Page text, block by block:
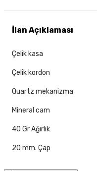
İlan Açıklaması
Çelik kasa
Çelik kordon
Quartz mekanizma
Mineral cam
40 Gr Ağırlık
20 mm. Çap